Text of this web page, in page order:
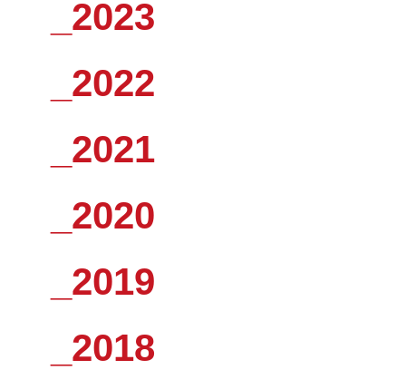
_2023
_2022
_2021
_2020
_2019
_2018